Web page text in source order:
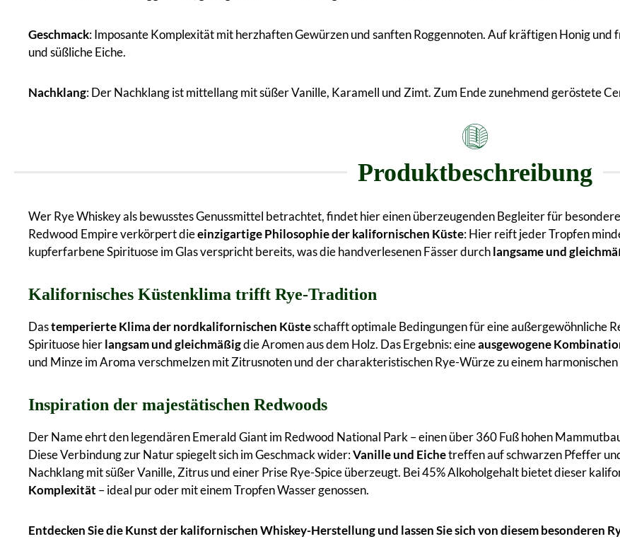
Geschmack: Imposante Komplexität mit herzhaften Gewürzen und sanften Roggennoten. Auf kräftigen Honig und
und süßliche Eiche.
Nachklang: Der Nachklang ist mittellang mit süßer Vanille, Karamell und Zimt. Zum Ende zunehmend geröstete
Produktbeschreibung
Wer Rye Whiskey als bewusstes Genussmittel betrachtet, findet hier einen überzeugenden Begleiter für
Redwood Empire verkörpert dieeinzigartige Philosophie der kalifornischen Küste: Hier reift jeder Tropfen
kupferfarbene Spirituose im Glas verspricht bereits, was die handverlesenen Fässer durchlangsame und
Kalifornisches Küstenklima trifft Rye-Tradition
Dastemperierte Klima der nordkalifornischen Küsteschafft optimale Bedingungen für eine außergewöhnliche
Spirituose hierlangsam und gleichmäßigdie Aromen aus dem Holz. Das Ergebnis: eineausgewogene
und Minze im Aroma verschmelzen mit Zitrusnoten und der charakteristischen Rye-Würze zu einem
Inspiration der majestätischen Redwoods
Der Name ehrt den legendären Emerald Giant im Redwood National Park – einen über 360 Fuß hohen
Diese Verbindung zur Natur spiegelt sich im Geschmack wider:Vanille und Eichetreffen auf schwarzen Pfeffer
Nachklang mit süßer Vanille, Zitrus und einer Prise Rye-Spice überzeugt. Bei 45% Alkoholgehalt bietet dieser
Komplexität – ideal pur oder mit einem Tropfen Wasser genossen.
Entdecken Sie die Kunst der kalifornischen Whiskey-Herstellung und lassen Sie sich von diesem besonderen